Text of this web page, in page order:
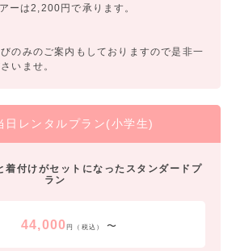
は2,200円で承ります。
のみのご案内もしておりますので是非一
いませ。
日レンタルプラン(小学生)
着付けがセットになったスタンダードプ
ラン
44,000円（税込） 〜